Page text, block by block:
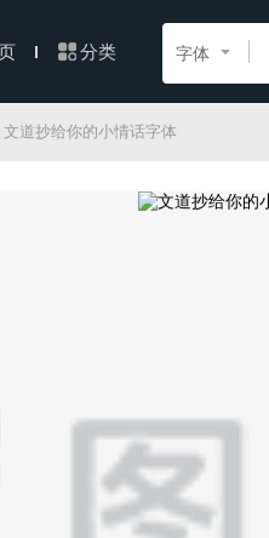
分类 字体
道抄给你的小情话字体